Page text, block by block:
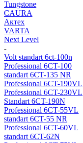
Tungstone
CAURA
Актех
VARTA
Next Level
-
Volt standart 6ct-100n
Professional 6CT-100
standart 6CT-135 NR
Professional 6CT-190VL
Professional 6CT-230VL
Standart 6CT-190N
Professional 6CT-55VL
standart 6CT-55 NR
Professional 6CT-60VL
standart 6CT-62N